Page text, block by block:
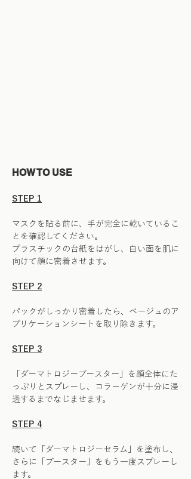
HOW TO USE
STEP 1
マスクを貼る前に、手が完全に乾いているこ
とを確認してください。
プラスチックの台紙をはがし、白い面を肌に
向けて顔に密着させます。
STEP 2
パックがしっかり密着したら、ベージュのア
プリケーションシートを取り除きます。
STEP 3
「ダーマトロジーブースター」を顔全体にた
っぷりとスプレーし、コラーゲンが十分に浸
透するまでなじませます。
STEP 4
続いて「ダーマトロジーセラム」を塗布し、
さらに「ブースター」をもう一度スプレーし
ます。